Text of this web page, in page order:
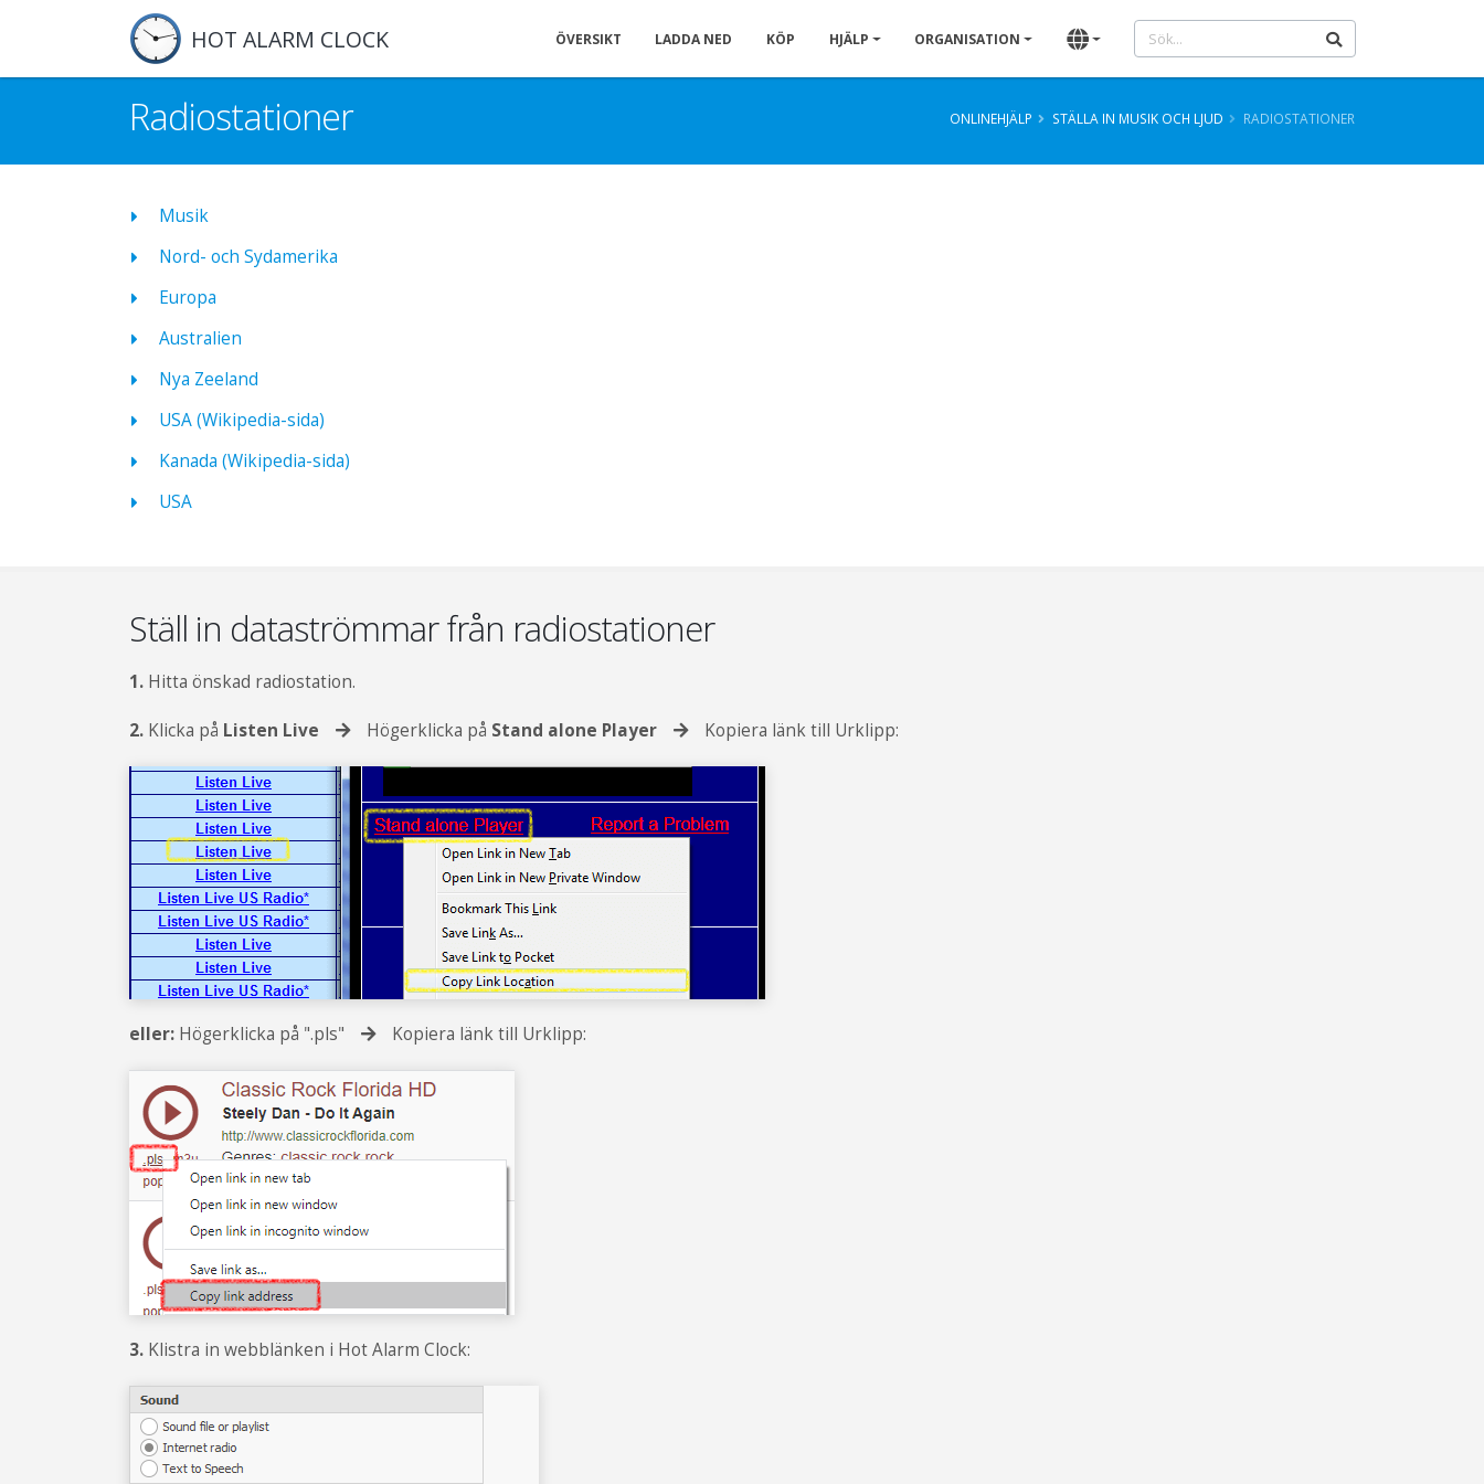
HOT ALARM CLOCK ÖVERSIKT LADDA NED KÖP HJÄLP ORGANISATION
Radiostationer ONLINEHJÄLP STÄLLA IN MUSIK OCH LJUD RADIOSTATIONER
Musik
Nord- och Sydamerika
Europa
Australien
Nya Zeeland
USA (Wikipedia-sida)
Kanada (Wikipedia-sida)
USA
Ställ in dataströmmar från radiostationer
1. Hitta önskad radiostation.
2. Klicka på Listen Live Högerklicka på Stand alone Player Kopiera länk till Urklipp:
eller: Högerklicka på ".pls" Kopiera länk till Urklipp:
3. Klistra in webblänken i Hot Alarm Clock: